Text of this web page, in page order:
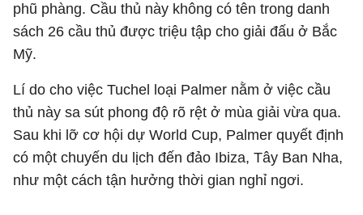
phũ phàng. Cầu thủ này không có tên trong danh
sách 26 cầu thủ được triệu tập cho giải đấu ở Bắc
Mỹ.
Lí do cho việc Tuchel loại Palmer nằm ở việc cầu
thủ này sa sút phong độ rõ rệt ở mùa giải vừa qua.
Sau khi lỡ cơ hội dự World Cup, Palmer quyết định
có một chuyến du lịch đến đảo Ibiza, Tây Ban Nha,
như một cách tận hưởng thời gian nghỉ ngơi.